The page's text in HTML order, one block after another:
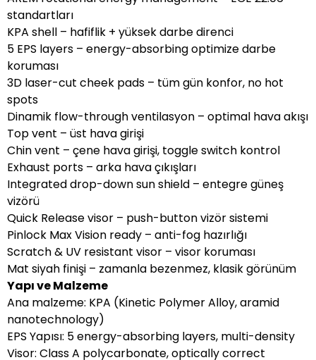
standartları
KPA shell – hafiflik + yüksek darbe direnci
5 EPS layers – energy-absorbing optimize darbe
koruması
3D laser-cut cheek pads – tüm gün konfor, no hot
spots
Dinamik flow-through ventilasyon – optimal hava akışı
Top vent – üst hava girişi
Chin vent – çene hava girişi, toggle switch kontrol
Exhaust ports – arka hava çıkışları
Integrated drop-down sun shield – entegre güneş
vizörü
Quick Release visor – push-button vizör sistemi
Pinlock Max Vision ready – anti-fog hazırlığı
Scratch & UV resistant visor – visor koruması
Mat siyah finişi – zamanla bezenmez, klasik görünüm
Yapı ve Malzeme
Ana malzeme: KPA (Kinetic Polymer Alloy, aramid
nanotechnology)
EPS Yapısı: 5 energy-absorbing layers, multi-density
Visor: Class A polycarbonate, optically correct